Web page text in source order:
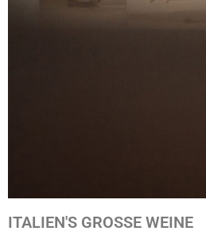
ITALIEN'S GROSSE WEINE